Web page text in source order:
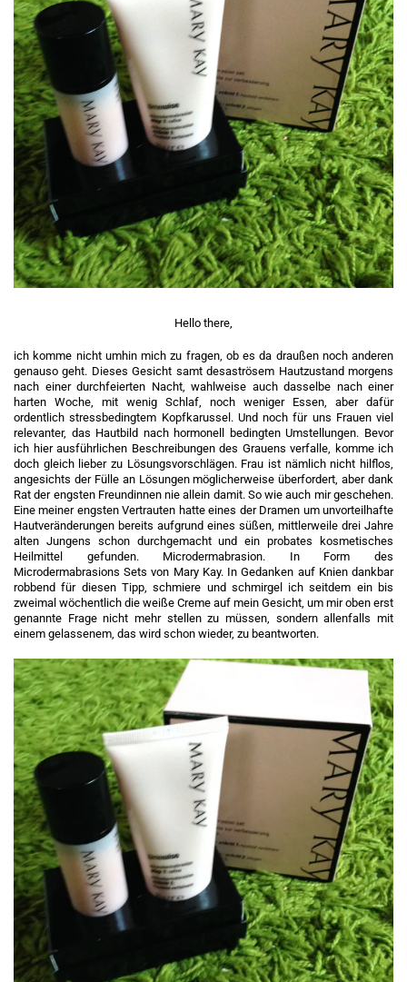
Hello there,
ich komme nicht umhin mich zu fragen, ob es da draußen noch anderen
genauso geht. Dieses Gesicht samt desaströsem Hautzustand morgens
nach einer durchfeierten Nacht, wahlweise auch dasselbe nach einer
harten Woche, mit wenig Schlaf, noch weniger Essen, aber dafür
ordentlich stressbedingtem Kopfkarussel. Und noch für uns Frauen viel
relevanter, das Hautbild nach hormonell bedingten Umstellungen. Bevor
ich hier ausführlichen Beschreibungen des Grauens verfalle, komme ich
doch gleich lieber zu Lösungsvorschlägen. Frau ist nämlich nicht hilflos,
angesichts der Fülle an Lösungen möglicherweise überfordert, aber dank
Rat der engsten Freundinnen nie allein damit. So wie auch mir geschehen.
Eine meiner engsten Vertrauten hatte eines der Dramen um unvorteilhafte
Hautveränderungen bereits aufgrund eines süßen, mittlerweile drei Jahre
alten Jungens schon durchgemacht und ein probates kosmetisches
Heilmittel gefunden. Microdermabrasion. In Form des
Microdermabrasions Sets von Mary Kay. In Gedanken auf Knien dankbar
robbend für diesen Tipp, schmiere und schmirgel ich seitdem ein bis
zweimal wöchentlich die weiße Creme auf mein Gesicht, um mir oben erst
genannte Frage nicht mehr stellen zu müssen, sondern allenfalls mit
einem gelassenem, das wird schon wieder, zu beantworten.